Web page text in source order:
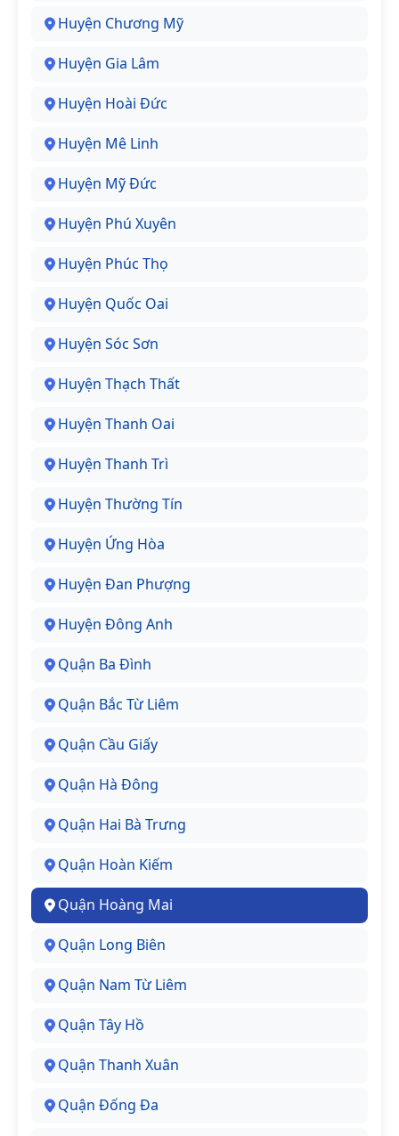
Huyện Chương Mỹ
Huyện Gia Lâm
Huyện Hoài Đức
Huyện Mê Linh
Huyện Mỹ Đức
Huyện Phú Xuyên
Huyện Phúc Thọ
Huyện Quốc Oai
Huyện Sóc Sơn
Huyện Thạch Thất
Huyện Thanh Oai
Huyện Thanh Trì
Huyện Thường Tín
Huyện Ứng Hòa
Huyện Đan Phượng
Huyện Đông Anh
Quận Ba Đình
Quận Bắc Từ Liêm
Quận Cầu Giấy
Quận Hà Đông
Quận Hai Bà Trưng
Quận Hoàn Kiếm
Quận Hoàng Mai
Quận Long Biên
Quận Nam Từ Liêm
Quận Tây Hồ
Quận Thanh Xuân
Quận Đống Đa